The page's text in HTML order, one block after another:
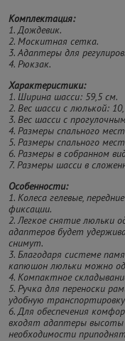
Комплектация:
1. Дождевик.
2. Москитная сетка.
3. Адаптеры для
4. Рюкзак.
Характеристики:
1. Ширина шасси: 59,5 см.
2. Вес шасси с люлькой:
3. Вес шасси с
4. Размеры спального
5. Размеры спального
6. Размеры в собранном
7. Размеры шасси в
Особенности:
1. Колеса гелевые,
фиксации.
2. Легкое снятие люльки
адаптеров будет
снимут.
3. Благодаря системе
капюшон люльки можно
4. Компактное
5. Ручка для переноски
удобную
6. Для обеспечения
входят адаптеры высоты
необходимости